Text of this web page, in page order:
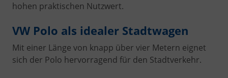
hohen praktischen Nutzwert.
VW Polo als idealer Stadtwagen
Mit einer Länge von knapp über vier Metern eignet
sich der Polo hervorragend für den Stadtverkehr.